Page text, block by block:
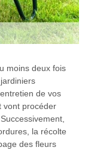
moins deux fois
de vos
vont procéder
la récolte
des fleurs